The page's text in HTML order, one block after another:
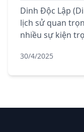
Dinh Độc Lập
lịch sử quan
nhiều sự kiện
Hướng dẫn chi
tin giờ mở cửa,
30/4/2025